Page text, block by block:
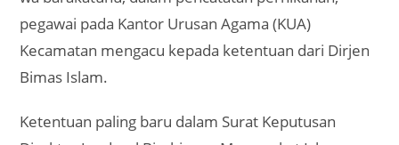
pegawai pada Kantor Urusan Agama (KUA)
Kecamatan mengacu kepada ketentuan dari Dirjen
Bimas Islam.
Ketentuan paling baru dalam Surat Keputusan